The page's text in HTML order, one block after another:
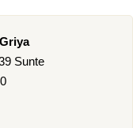
Sunte